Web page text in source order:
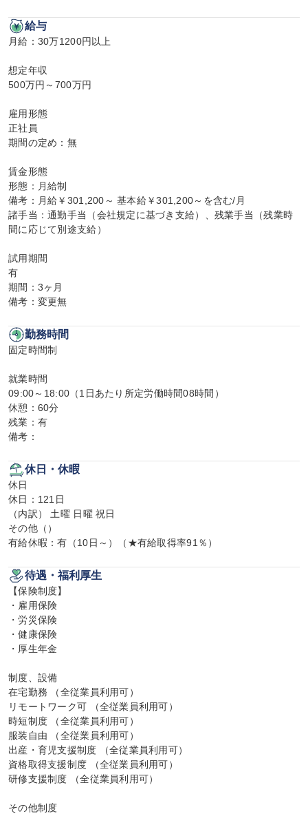
給与
月給：30万1200円以上
想定年収
500万円～700万円
雇用形態
正社員
期間の定め：無
賃金形態
形態：月給制
備考：月給￥301,200～ 基本給￥301,200～を含む/月
諸手当：通勤手当（会社規定に基づき支給）、残業手当（残業時
間に応じて別途支給）
試用期間
有
期間：3ヶ月
備考：変更無
勤務時間
固定時間制
就業時間
09:00～18:00（1日あたり所定労働時間08時間）
休憩：60分
残業：有
備考：
休日・休暇
休日
休日：121日
（内訳） 土曜 日曜 祝日
その他（）
有給休暇：有（10日～）（★有給取得率91％）
待遇・福利厚生
【保険制度】
・雇用保険
・労災保険
・健康保険
・厚生年金
制度、設備
在宅勤務 （全従業員利用可）
リモートワーク可 （全従業員利用可）
時短制度 （全従業員利用可）
服装自由 （全従業員利用可）
出産・育児支援制度 （全従業員利用可）
資格取得支援制度 （全従業員利用可）
研修支援制度 （全従業員利用可）
その他制度